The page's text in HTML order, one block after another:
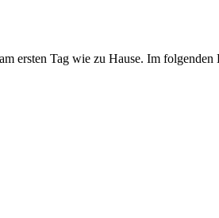
ersten Tag wie zu Hause. Im